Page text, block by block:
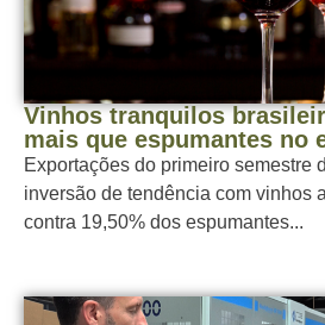
Vinhos tranquilos
mais que espumantes no
Exportações do primeiro semestre
inversão de tendência com vinhos
contra 19,50% dos espumantes...